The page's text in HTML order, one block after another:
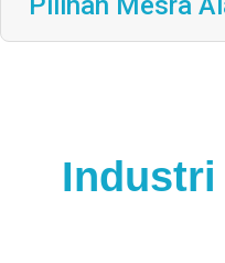
Industri